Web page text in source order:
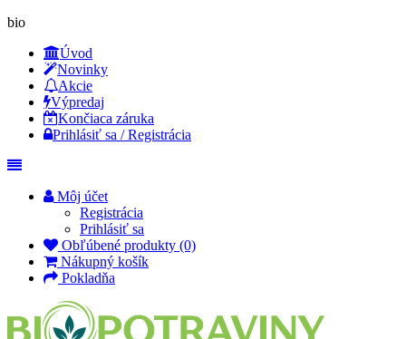
bio
Úvod
Novinky
Akcie
Výpredaj
Končiaca záruka
Prihlásiť sa / Registrácia
Môj účet
Registrácia
Prihlásiť sa
Obľúbené produkty (0)
Nákupný košík
Pokladňa